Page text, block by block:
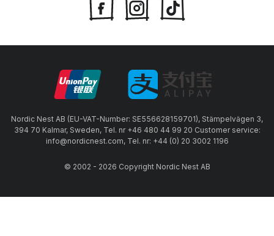
Nordic Nest AB (EU-VAT-Number: SE556628159701), Stämpelvägen 3,
394 70 Kalmar, Sweden, Tel. nr +46 480 44 99 20 Customer service:
info@nordicnest.com, Tel. nr: +44 (0) 20 3002 1196
© 2002 - 2026 Copyright Nordic Nest AB